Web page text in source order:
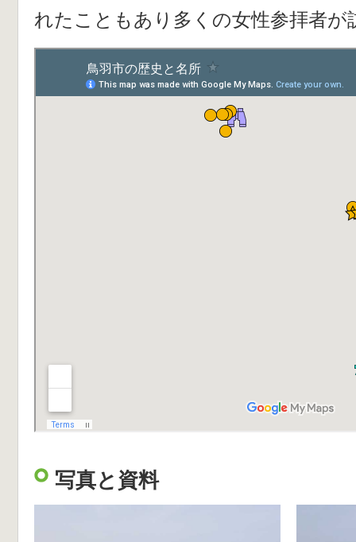
れたこともあり多くの女性参拝者が
写真と資料